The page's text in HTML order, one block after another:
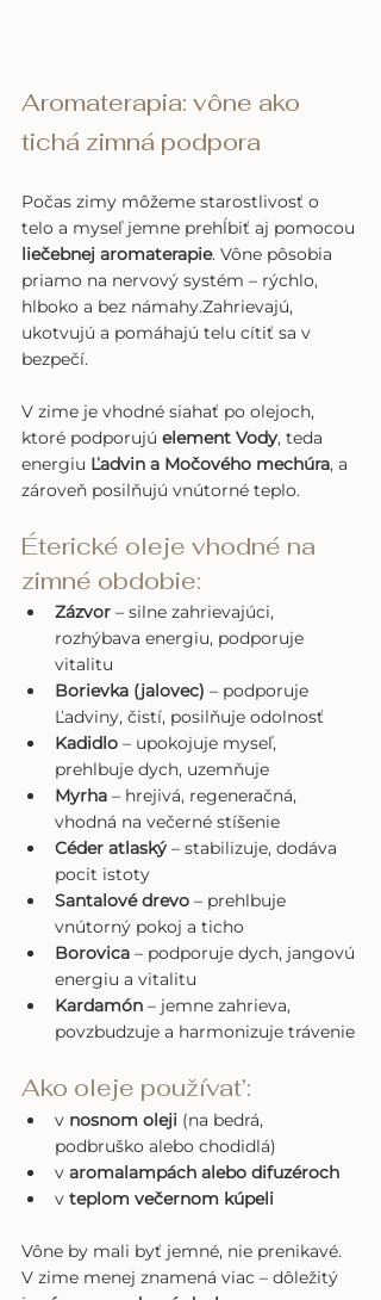
Aromaterapia: vône ako
tichá zimná podpora
Počas zimy môžeme starostlivosť o
telo a myseľ jemne prehĺbiť aj pomocou
liečebnej aromaterapie. Vône pôsobia
priamo na nervový systém – rýchlo,
hlboko a bez námahy.Zahrievajú,
ukotvujú a pomáhajú telu cítiť sa v
bezpečí.
V zime je vhodné siahať po olejoch,
ktoré podporujú element Vody, teda
energiu Ľadvin a Močového mechúra, a
zároveň posilňujú vnútorné teplo.
Éterické oleje vhodné na
zimné obdobie:
Zázvor – silne zahrievajúci,
rozhýbava energiu, podporuje
vitalitu
Borievka (jalovec) – podporuje
Ľadviny, čistí, posilňuje odolnosť
Kadidlo – upokojuje myseľ,
prehlbuje dych, uzemňuje
Myrha – hrejivá, regeneračná,
vhodná na večerné stíšenie
Céder atlaský – stabilizuje, dodáva
pocit istoty
Santalové drevo – prehlbuje
vnútorný pokoj a ticho
Borovica – podporuje dych, jangovú
energiu a vitalitu
Kardamón – jemne zahrieva,
povzbudzuje a harmonizuje trávenie
Ako oleje používat’:
v nosnom oleji (na bedrá,
podbruško alebo chodidlá)
v aromalampách alebo difuzéroch
v teplom večernom kúpeli
Vône by mali byť jemné, nie prenikavé.
V zime menej znamená viac – dôležitý